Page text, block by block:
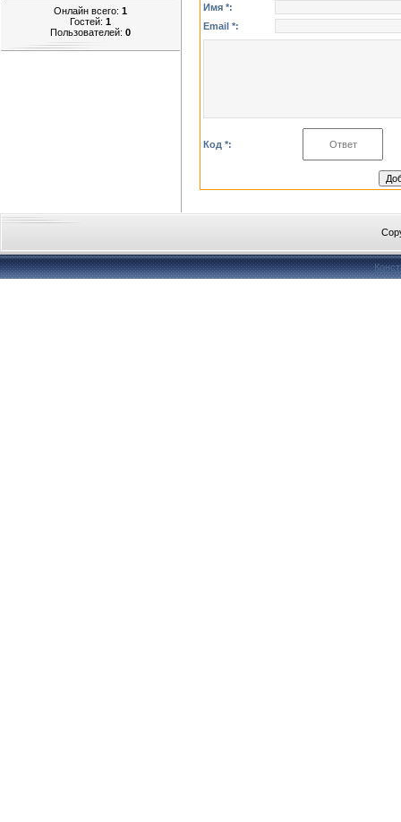
Онлайн всего: 1
Гостей: 1
Пользователей: 0
Имя *:
Email *:
Код *: